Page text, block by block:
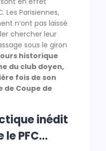
Les Parisiennes,
n’ont pas laissé
chercher leur
sous le giron
historique
du club doyen,
fois de son
Coupe de
inédit
le PFC…